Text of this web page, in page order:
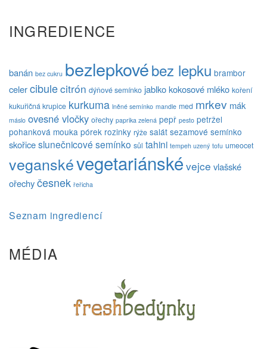
INGREDIENCE
banán bez cukru bezlepkovébez lepku brambor
celercibulecitrón dýňové semínko jablkokokosové mléko koření
kukuřičná krupice kurkuma lněné semínko mandle med mrkev mák
máslo ovesné vločky ořechy paprika zelená pepř pesto petržel
pohanková mouka pórek rozinky rýže salát sezamové semínko
skořiceslunečnicové semínko sůl tahini tempeh uzený tofu umeocet
veganskévegetariánské vejce vlašské
ořechyčesnek řeřicha
Seznam ingrediencí
MÉDIA